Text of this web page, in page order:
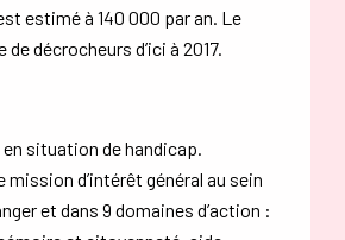
estimé à 140 000 par an. Le
décrocheurs d’ici à 2017.
en situation de handicap.
d’intérêt général au sein
et dans 9 domaines d’action :